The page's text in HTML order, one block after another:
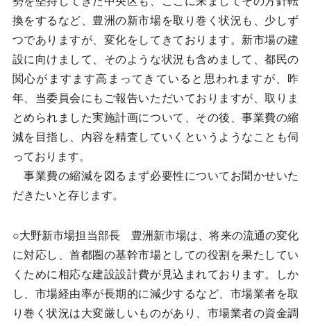
換をするなど、豊洲の新市場を取り巻く状況も、少しず
つでありますが、変化をしてきております。新市場の建
設に向けまして、そのような状況も含めまして、都民の
関心がますます高まってきていると思われますが、昨
年、当委員会にもご報告いただいておりますが、取りま
とめられました実施計画について、その後、事業費の縮
減を目指し、内容を精査していくというようなことも伺
っております。
事業費の縮減を図るまず必要性についてお聞かせいた
だきたいと存じます。
○大野新市場担当部長 豊洲新市場は、将来の流通の変化
に対応し、首都圏の基幹市場としての役割を果たしてい
くために相応な建設設計費が見込まれております。しか
し、市場経由率が長期的に減少するなど、市場業者を取
り巻く状況は大変厳しいものがあり、市場業者の資金調